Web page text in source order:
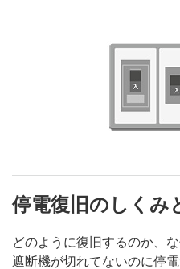
停電復旧のしくみ
どのように復旧するのか、
遮断機が切れてないのに停